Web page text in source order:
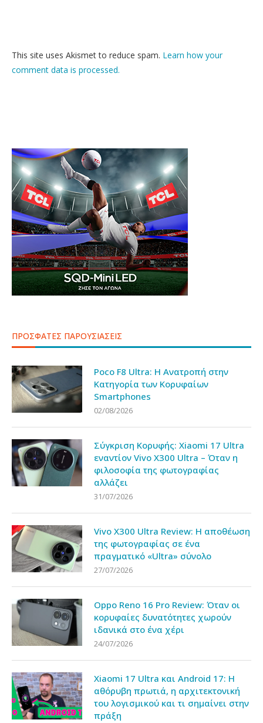
This site uses Akismet to reduce spam. Learn how your
comment data is processed.
ΠΡΟΣΦΑΤΕΣ ΠΑΡΟΥΣΙΑΣΕΙΣ
Poco F8 Ultra: Η Ανατροπή στην
Κατηγορία των Κορυφαίων
Smartphones
02/08/2026
Σύγκριση Κορυφής: Xiaomi 17 Ultra
εναντίον Vivo X300 Ultra – Όταν η
φιλοσοφία της φωτογραφίας
αλλάζει
31/07/2026
Vivo X300 Ultra Review: Η αποθέωση
της φωτογραφίας σε ένα
πραγματικό «Ultra» σύνολο
27/07/2026
Oppo Reno 16 Pro Review: Όταν οι
κορυφαίες δυνατότητες χωρούν
ιδανικά στο ένα χέρι
24/07/2026
Xiaomi 17 Ultra και Android 17: Η
αθόρυβη πρωτιά, η αρχιτεκτονική
του λογισμικού και τι σημαίνει στην
πράξη